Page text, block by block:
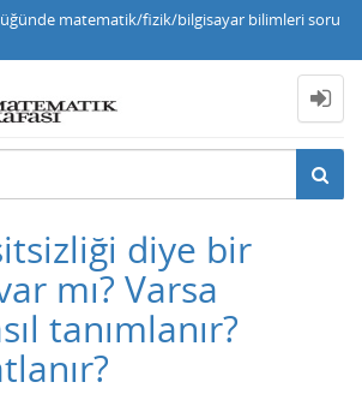
matematik/fizik/bilgisayar bilimleri soru
diye bir
mı? Varsa
tanımlanır?